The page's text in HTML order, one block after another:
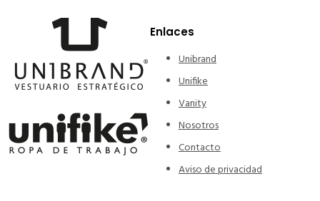
Enlaces
Unibrand
Unifike
Vanity
Nosotros
Contacto
Aviso de privacidad